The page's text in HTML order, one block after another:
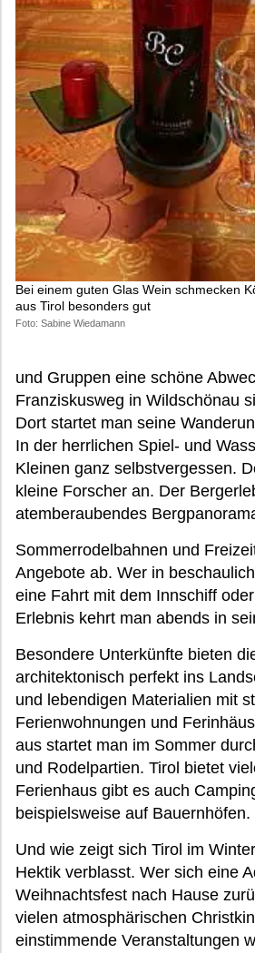
Bei einem guten Glas Wein schmecken
aus Tirol besonders gut
Foto: Sabine Wiedamann
und Gruppen eine schöne
Franziskusweg in Wildschönau
Dort startet man seine
In der herrlichen Spiel- und
Kleinen ganz selbstvergessen.
kleine Forscher an. Der
atemberaubendes
Sommerrodelbahnen und
Angebote ab. Wer in
eine Fahrt mit dem Innschiff
Erlebnis kehrt man abends in
Besondere Unterkünfte bieten
architektonisch perfekt ins
und lebendigen Materialien mit
Ferienwohnungen und
aus startet man im Sommer
und Rodelpartien. Tirol bietet
Ferienhaus gibt es auch
beispielsweise auf Bauernhöfen.
Und wie zeigt sich Tirol im
Hektik verblasst. Wer sich eine
Weihnachtsfest nach Hause
vielen atmosphärischen
einstimmende Veranstaltungen